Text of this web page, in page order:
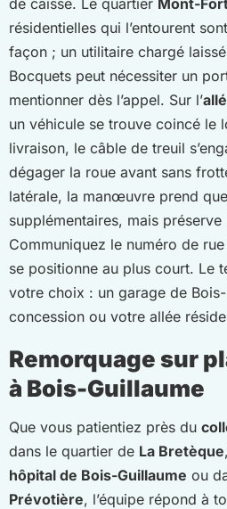
résidentielles qui l’entourent
façon ; un utilitaire chargé
Bocquets peut nécessiter un
mentionner dès l’appel. Sur l’
un véhicule se trouve coincé le
livraison, le câble de treuil
dégager la roue avant sans
latérale, la manœuvre prend
supplémentaires, mais préserve
Communiquez le numéro de
se positionne au plus court. Le
votre choix : un garage de
concession ou votre allée
Remorquage sur
à Bois-Guillaume
Que vous patientiez près du
dans le quartier de La Bretèque
hôpital de Bois-Guillaume ou
Prévotière, l’équipe répond à